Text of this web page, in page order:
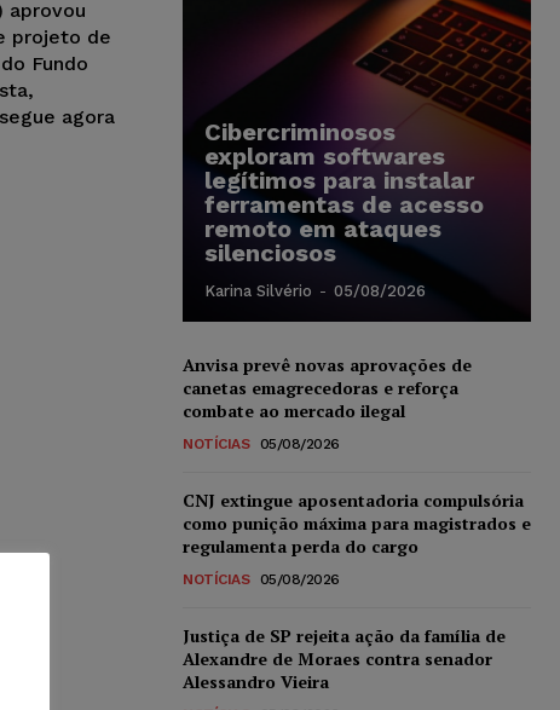
aprovou
projeto de
Fundo
agora
Cibercriminosos
exploram softwares
legítimos para instalar
ferramentas de acesso
remoto em ataques
silenciosos
Karina Silvério - 05/08/2026
Anvisa prevê novas aprovações de
canetas emagrecedoras e reforça
combate ao mercado ilegal
NOTÍCIAS 05/08/2026
CNJ extingue aposentadoria compulsória
como punição máxima para magistrados e
regulamenta perda do cargo
NOTÍCIAS 05/08/2026
Justiça de SP rejeita ação da família de
Alexandre de Moraes contra senador
Alessandro Vieira